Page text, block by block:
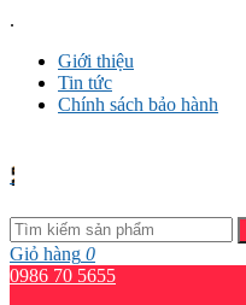
.
Giới thiệu
Tin tức
Chính sách bảo hành
Giỏ hàng 0
0986 70 5655